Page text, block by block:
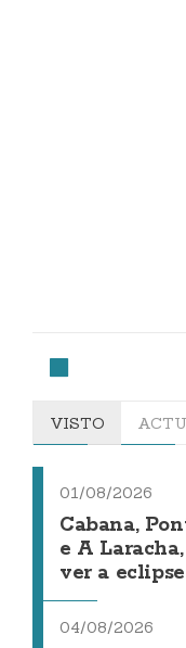
VISTO
01/08/2026
Cabana,
e A
ver a
04/08/2026